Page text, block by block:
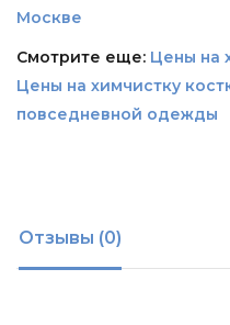
Москве
Смотрите еще: Цены на
Цены на химчистку
повседневной одежды
Отзывы (0)